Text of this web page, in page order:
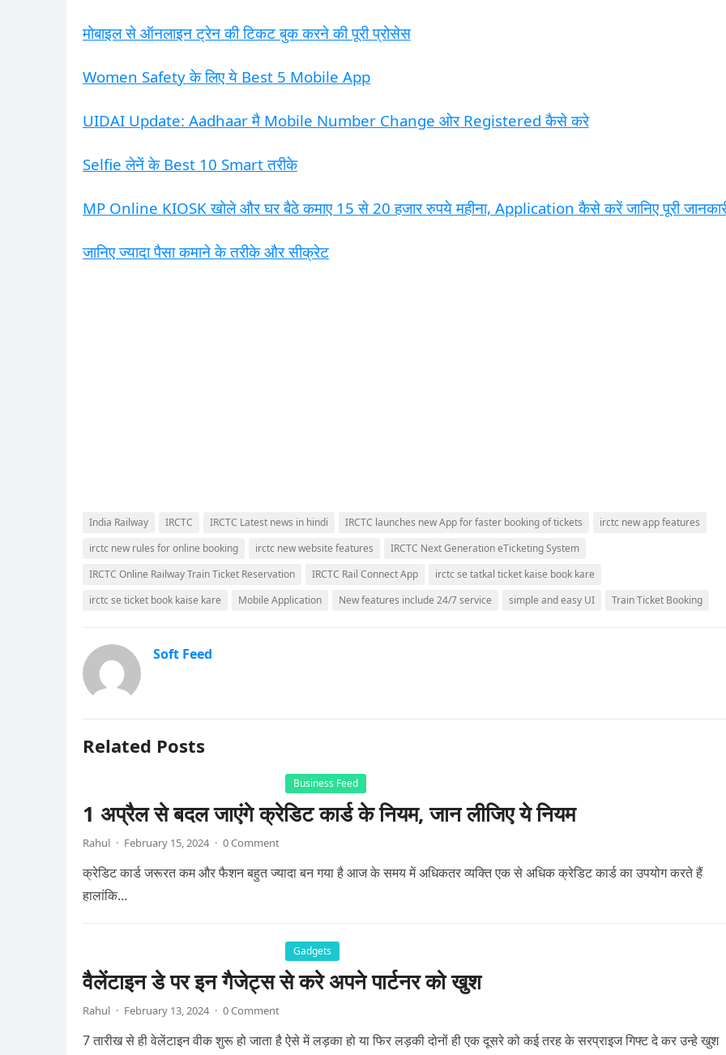
मोबाइल से ऑनलाइन ट्रेन की टिकट बुक करने की पूरी प्रोसेस
Women Safety के लिए ये Best 5 Mobile App
UIDAI Update: Aadhaar मै Mobile Number Change ओर Registered कैसे करे
Selfie लेनें के Best 10 Smart तरीके
MP Online KIOSK खोले और घर बैठे कमाए 15 से 20 हजार रुपये महीना, Application कैसे करें जानिए पूरी
जानिए ज्यादा पैसा कमाने के तरीके और सीक्रेट
India Railway IRCTC IRCTC Latest news in hindi IRCTC launches new App for faster booking of tickets
irctc new app features
irctc new rules for online booking
irctc new website features
IRCTC Next Generation eTicketing System
IRCTC Online Railway Train Ticket Reservation
IRCTC Rail Connect App
irctc se tatkal ticket kaise book kare
irctc se ticket book kaise kare
Mobile Application New features include 24/7 service simple and easy UI Train Ticket Booking
Soft Feed
Related Posts
Business Feed
1 अप्रैल से बदल जाएंगे क्रेडिट कार्ड के नियम, जान लीजिए ये नियम
Rahul · February 15, 2024 · 0 Comment
क्रेडिट कार्ड जरूरत कम और फैशन बहुत ज्यादा बन गया है आज के समय में अधिकतर व्यक्ति एक से अधिक क्रेडिट कार्ड का उपयोग करते हैं
हालांकि…
Gadgets
वैलेंटाइन डे पर इन गैजेट्स से करे अपने पार्टनर को खुश
Rahul · February 13, 2024 · 0 Comment
7 तारीख से ही वेलेंटाइन वीक शुरू हो जाता है ऐसे में लड़का हो या फिर लड़की दोनों ही एक दूसरे को कई तरह के सरप्राइज गिफ्ट दे कर उन्हे खुश